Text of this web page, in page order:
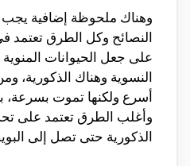
وهناك ملحوظة إضافية يجب
النصائح وكل الطرق تعتمد
على جعل الحيوانات
النسوية وهناك الذكورية،
أسرع ولكنها تموت بسرعة،
وأغلب الطرق تعتمد على
الذكورية حتى تصل إلى